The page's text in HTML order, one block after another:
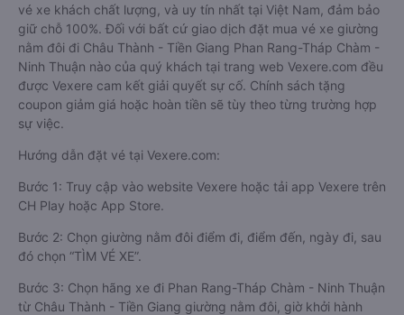
vé xe khách chất lượng, và uy tín nhất tại Việt Nam, đảm bảo
giữ chỗ 100%. Đối với bất cứ giao dịch đặt mua vé xe giường
nằm đôi đi Châu Thành - Tiền Giang Phan Rang-Tháp Chàm -
Ninh Thuận nào của quý khách tại trang web Vexere.com đều
được Vexere cam kết giải quyết sự cố. Chính sách tặng
coupon giảm giá hoặc hoàn tiền sẽ tùy theo từng trường hợp
sự việc.
Hướng dẫn đặt vé tại Vexere.com:
Bước 1: Truy cập vào website Vexere hoặc tải app Vexere trên
CH Play hoặc App Store.
Bước 2: Chọn giường nằm đôi điểm đi, điểm đến, ngày đi, sau
đó chọn “TÌM VÉ XE”.
Bước 3: Chọn hãng xe đi Phan Rang-Tháp Chàm - Ninh Thuận
từ Châu Thành - Tiền Giang giường nằm đôi, giờ khởi hành